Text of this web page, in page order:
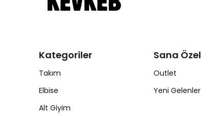
Kategoriler
Takım
Elbise
Alt Giyim
Sana Özel
Outlet
Yeni Gelenler